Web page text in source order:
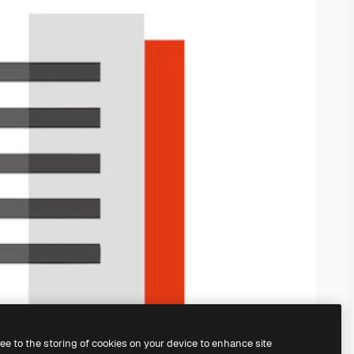
to the storing of cookies on your device to enhance site